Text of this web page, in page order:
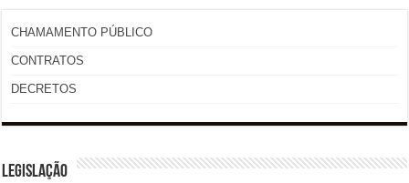
CHAMAMENTO PÚBLICO
CONTRATOS
DECRETOS
LEGISLAÇÃO